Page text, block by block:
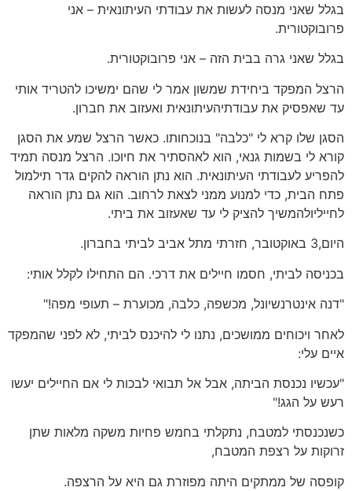
בגלל שאני מנסה לעשות את עבודתי העיתונאית – אני
פרובוקטורית.
בגלל שאני גרה בבית הזה – אני פרובוקטורית.
הרצל המפקד ביחידת שמשון אמר לי שהם ימשיכו להטריד אותי
עד שאפסיק את עבודתיהעיתונאית ואעזוב את חברון.
הסגן שלו קרא לי "כלבה" בנוכחותו. כאשר הרצל שמע את הסגן
קורא לי בשמות גנאי, הוא לאהסתיר את חיוכו. הרצל מנסה תמיד
להפריע לעבודתי העיתונאית. הוא נתן הוראה להקים גדר תילמול
פתח הבית, כדי למנוע ממני לצאת לרחוב. הוא גם נתן הוראה
לחייליולהמשיך להציק לי עד שאעזוב את ביתי.
היום,3 באוקטובר, חזרתי מתל אביב לביתי בחברון.
בכניסה לביתי, חסמו חיילים את דרכי. הם התחילו לקלל אותי:
"דנה אינטרנשיונל, מכשפה, כלבה, מכוערת – תעופי מפה!"
לאחר ויכוחים ממושכים, נתנו לי להיכנס לביתי, לא לפני שהמפקד
איים עלי:
"עכשיו נכנסת הביתה, אבל אל תבואי לבכות לי אם החיילים יעשו
רעש על הגג!"
כשנכנסתי למטבח, נתקלתי בחמש פחיות משקה מלאות שתן
זרוקות על רצפת המטבח,
קופסה של ממתקים היתה מפוזרת גם היא על הרצפה.